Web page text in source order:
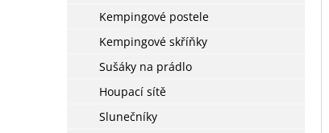
Kempingové postele
Kempingové skříňky
Sušáky na prádlo
Houpací sítě
Slunečníky